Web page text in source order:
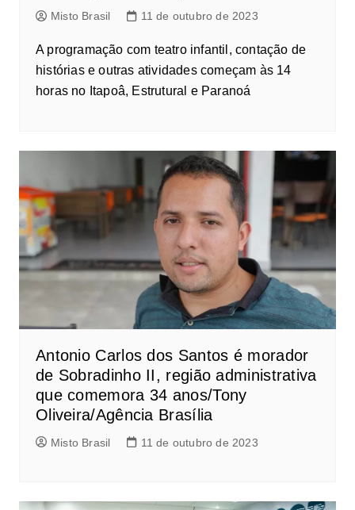
Misto Brasil 11 de outubro de 2023
A programação com teatro infantil, contação de
histórias e outras atividades começam às 14
horas no Itapoâ, Estrutural e Paranoá
Antonio Carlos dos Santos é morador
de Sobradinho II, região administrativa
que comemora 34 anos/Tony
Oliveira/Agência Brasília
Misto Brasil 11 de outubro de 2023